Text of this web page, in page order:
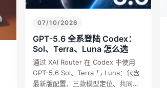
07/10/2026
GPT-5.6 全系登陆 Codex：
Sol、Terra、Luna 怎么选
通过 XAI Router 在 Codex 中使用
GPT-5.6 Sol、Terra 与 Luna：包含
最新版配置、三款模型定位、共同规